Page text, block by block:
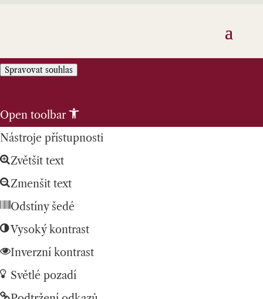
Spravovat souhlas
Open toolbar
Nástroje přístupnosti
Zvětšit text
Zmenšit text
Odstíny šedé
Vysoký kontrast
Inverzní kontrast
Světlé pozadí